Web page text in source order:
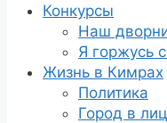
Конкурсы
Наш
Я горжусь
Жизнь в Кимрах
Политика
Город в